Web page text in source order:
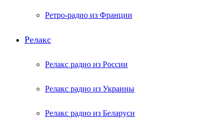
Ретро-радио из Франции
Релакс
Релакс радио из России
Релакс радио из Украины
Релакс радио из Беларуси